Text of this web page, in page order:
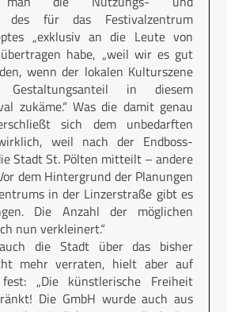
des für das Festivalzentrum
„exklusiv an die Leute von
übertragen habe, „weil wir es gut
wenn der lokalen Kulturszene
in diesem
zukäme.“ Was die damit genau
sich dem unbedarften
weil nach der Endboss-
Stadt St. Pölten mitteilt – andere
dem Hintergrund der Planungen
in der Linzerstraße gibt es
Die Anzahl der möglichen
nun verkleinert.“
die Stadt über das bisher
mehr verraten, hielt aber auf
„Die künstlerische Freiheit
Die GmbH wurde auch aus